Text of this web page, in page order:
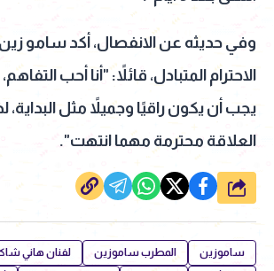
وفي حديثه عن الانفصال، أكد سامو زين
الاحترام المتبادل، قائلاً: "أنا أحب
يجب أن يكون راقيًا وجميلاً مثل
العلاقة محترمة مهما انتهت".
شارك
ساموزين المطرب ساموزين لفنان هاني